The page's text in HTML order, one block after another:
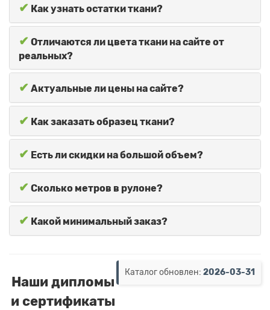
✔ Как узнать остатки ткани?
✔ Отличаются ли цвета ткани на сайте от
реальных?
✔ Актуальные ли цены на сайте?
✔ Как заказать образец ткани?
✔ Есть ли скидки на большой объем?
✔ Сколько метров в рулоне?
✔ Какой минимальный заказ?
Каталог обновлен: 2026-03-31
Наши дипломы
и сертификаты